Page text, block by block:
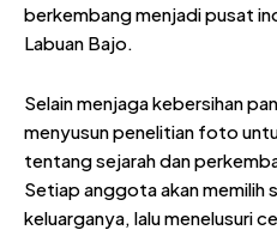
berkembang menjadi pusat
Labuan Bajo.
Selain menjaga kebersihan
menyusun penelitian foto
tentang sejarah dan
Setiap anggota akan memilih
keluarganya, lalu menelusuri